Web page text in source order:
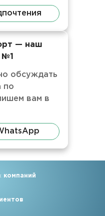
— наш
№1
обсуждать
по
вам в
компаний